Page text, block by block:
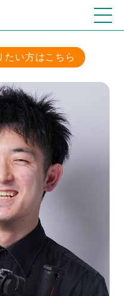
たい方はこちら